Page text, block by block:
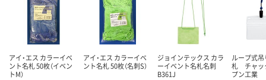
アイ・エス カラーイベ
ント名札 50枚（イベン
トM）
アイ・エス カラーイベ
ント名札 50枚（名刺S）
ジョインテックス カラ
ーイベント名札名刺
B361J
ループ式
札 チャ
プン工業